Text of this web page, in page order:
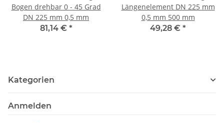
Bogen drehbar 0 - 45 Grad
DN 225 mm 0,5 mm
81,14 € *
Längenelement DN 225 mm
0,5 mm 500 mm
49,28 € *
Kategorien
Anmelden